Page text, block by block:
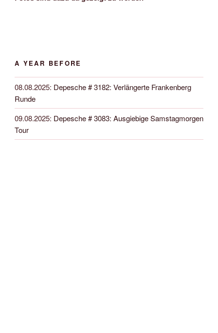
A YEAR BEFORE
08.08.2025: Depesche # 3182: Verlängerte Frankenberg
Runde
09.08.2025: Depesche # 3083: Ausgiebige Samstagmorgen
Tour